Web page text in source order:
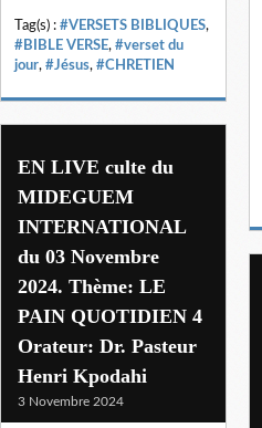
Tag(s) : #VERSETS BIBLIQUES,
#BIBLE VERSE, #verset du
jour, #Jésus, #CHRETIEN
EN LIVE culte du
MIDEGUEM
INTERNATIONAL
du 03 Novembre
2024. Thème: LE
PAIN QUOTIDIEN 4
Orateur: Dr. Pasteur
Henri Kpodahi
3 Novembre 2024